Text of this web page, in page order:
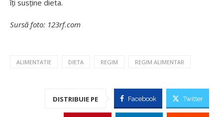
îți susține dieta.
Sursă foto: 123rf.com
ALIMENTATIE DIETA REGIM REGIM ALIMENTAR
DISTRIBUIE PE Facebook Twitter